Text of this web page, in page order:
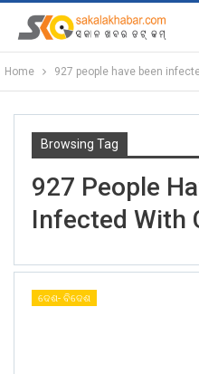
Home 927 people have been
Browsing Tag
927 People
Infected With
ଦେଶ- ବିଦେଶ